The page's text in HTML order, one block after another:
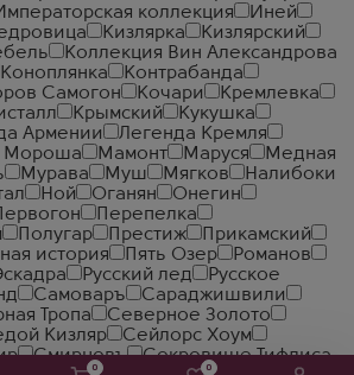
0 0
коллекция
Иней
Кизлярка
Кизлярский
Коллекция Вин Александрова
Коноплянка
Контрабанда
Самогон Кочари
Кремлевка
Крымский
Кукушка
Армении
Легенда Кремля
Мороша Мамонт Маруся
Медная
Мурава Муш Мягков
Налибоки
Ной Оганян
Онегин
Первогон
Перепелка
Полугар Престиж
Прикамский
история Пять Озер
Романов
Русский лед
Русское
Самоваръ
Сараджишвили
Тропа
Северное Золото
Кизляр
Сейлорс Хоум
Смирновъ
Сокровище Тифлиса